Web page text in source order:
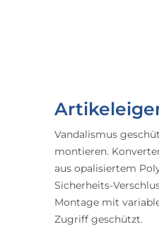
Vandalismus
montieren.
aus opalisiertem
Sicherheits-
Montage mit
Zugriff geschützt.